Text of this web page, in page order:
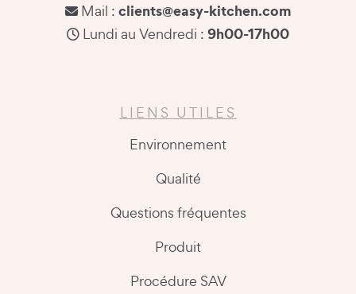
Mail : clients@easy-kitchen.com
Lundi au Vendredi : 9h00-17h00
LIENS UTILES
Environnement
Qualité
Questions fréquentes
Produit
Procédure SAV